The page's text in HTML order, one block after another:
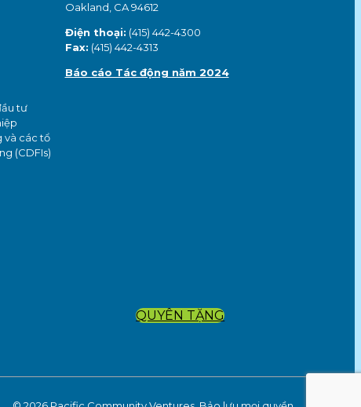
tư
và các tổ
(CDFIs)
Oakland, CA 94612
Điện thoại: (415) 442-4300
Fax: (415) 442-4313
Báo cáo Tác động năm 2024
QUYÊN TẶNG